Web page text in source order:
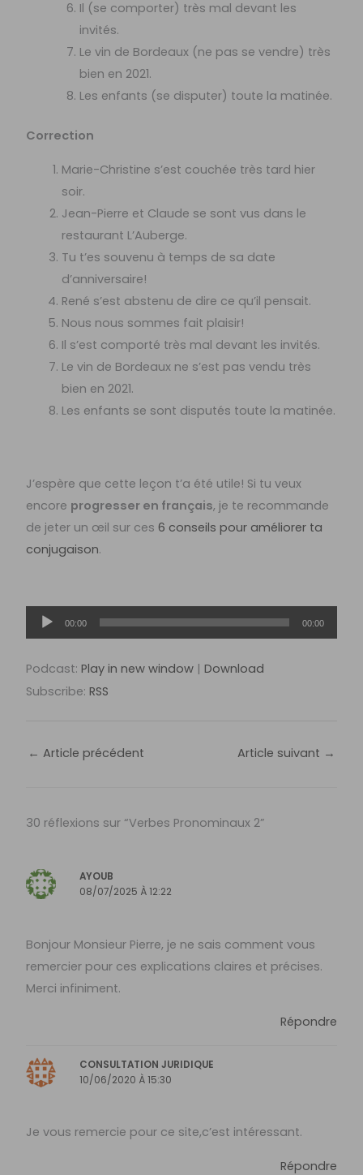
Il (se comporter) très mal devant les
invités.
Le vin de Bordeaux (ne pas se vendre) très
bien en 2021.
Les enfants (se disputer) toute la matinée.
Correction
Marie-Christine s’est couchée très tard hier
soir.
Jean-Pierre et Claude se sont vus dans le
restaurant L’Auberge.
Tu t’es souvenu à temps de sa date
d’anniversaire!
René s’est abstenu de dire ce qu’il pensait.
Nous nous sommes fait plaisir!
Il s’est comporté très mal devant les invités.
Le vin de Bordeaux ne s’est pas vendu très
bien en 2021.
Les enfants se sont disputés toute la matinée.
J’espère que cette leçon t’a été utile! Si tu veux
encore progresser en français, je te recommande
de jeter un œil sur ces6 conseils pour améliorer ta
conjugaison.
Lecteur
audio
00:00 00:00
Podcast:Play in new window |Download
Subscribe:RSS
← Article précédent Article suivant →
30 réflexions sur “Verbes Pronominaux 2”
AYOUB
08/07/2025 À 12:22
Bonjour Monsieur Pierre, je ne sais comment vous
remercier pour ces explications claires et précises.
Merci infiniment.
Répondre
CONSULTATION JURIDIQUE
10/06/2020 À 15:30
Je vous remercie pour ce site,c’est intéressant.
Répondre